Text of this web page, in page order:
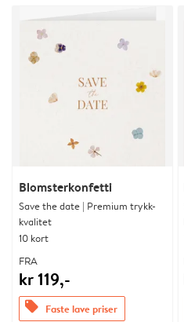
Blomsterkonfetti
Save the date | Premium trykk-
kvalitet
10 kort
FRA
kr 119,-
offers Faste lave priser